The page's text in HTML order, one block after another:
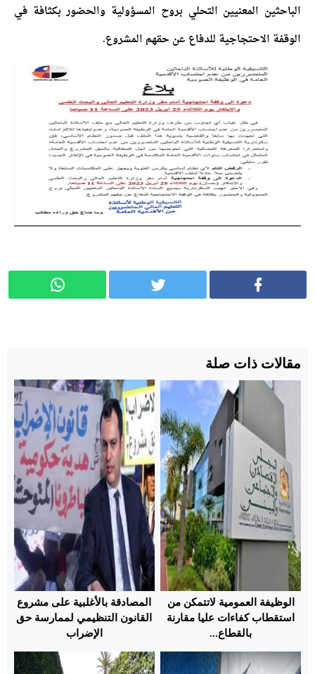
الباحثين المعنيين التحلي بروح المسؤولية والحضور بكثافة في
الوقفة الاحتجاجية للدفاع عن حقهم المشروع.
مقالات ذات صلة
الوظيفة العمومية لاتتمكن من
استقطاب كفاءات عليا مقارنة
بالقطاع...
المصادقة بالأغلبية على مشروع
القانون التنظيمي لممارسة حق
الإضراب